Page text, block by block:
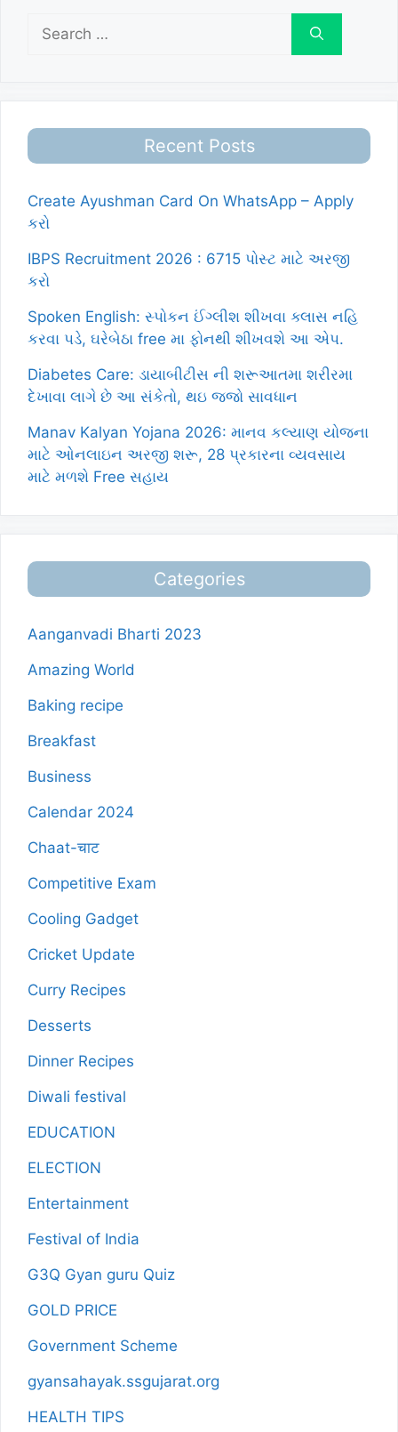
for:
Recent Posts
Create Ayushman Card On WhatsApp – Apply
કરો
IBPS Recruitment 2026 : 6715 પોસ્ટ માટે અરજી
કરો
Spoken English: સ્પોકન ઈંગ્લીશ શીખવા ક્લાસ નહિ
કરવા પડે, ઘરેબેઠા free મા ફોનથી શીખવશે આ એપ.
Diabetes Care: ડાયાબીટીસ ની શરૂઆતમા શરીરમા
દેખાવા લાગે છે આ સંકેતો, થઇ જજો સાવધાન
Manav Kalyan Yojana 2026: માનવ કલ્યાણ યોજના
માટે ઓનલાઇન અરજી શરૂ, 28 પ્રકારના વ્યવસાય
માટે મળશે Free સહાય
Categories
Aanganvadi Bharti 2023
Amazing World
Baking recipe
Breakfast
Business
Calendar 2024
Chaat-चाट
Competitive Exam
Cooling Gadget
Cricket Update
Curry Recipes
Desserts
Dinner Recipes
Diwali festival
EDUCATION
ELECTION
Entertainment
Festival of India
G3Q Gyan guru Quiz
GOLD PRICE
Government Scheme
gyansahayak.ssgujarat.org
HEALTH TIPS